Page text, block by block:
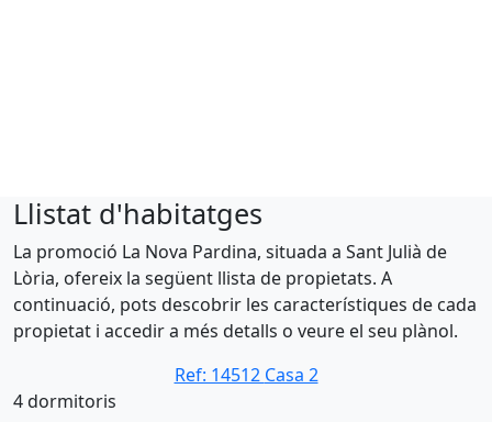
Llistat d'habitatges
La promoció La Nova Pardina, situada a Sant Julià de
Lòria, ofereix la següent llista de propietats. A
continuació, pots descobrir les característiques de cada
propietat i accedir a més detalls o veure el seu plànol.
Ref: 14512 Casa 2
4dormitoris